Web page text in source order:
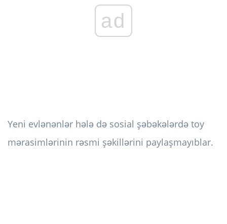
ad
Yeni evlənənlər hələ də sosial şəbəkələrdə toy
mərasimlərinin rəsmi şəkillərini paylaşmayıblar.